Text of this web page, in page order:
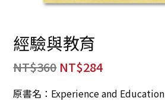
經驗與教育
NT$360 NT$284
原書名：Experience and Education